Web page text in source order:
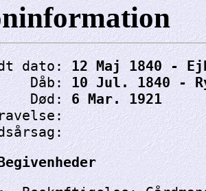
dato:
12 Maj 1840 -
Dåb:
10 Jul. 1840 -
Død:
6 Mar. 1921